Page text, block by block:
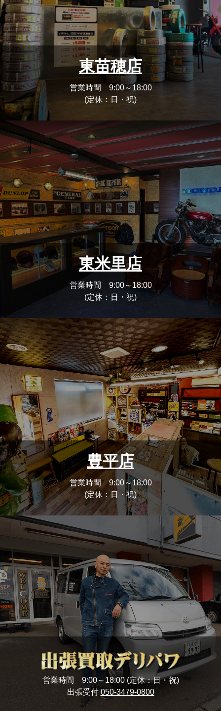
東苗穂店
営業時間 9:00～18:00
(定休：日・祝)
東米里店
営業時間 9:00～18:00
(定休：日・祝)
豊平店
営業時間 9:00～18:00
(定休：日・祝)
営業時間 9:00～18:00 (定休：日・祝)
出張受付050-3479-0800